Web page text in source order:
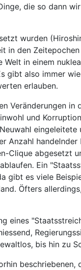
die so dann
wurden
in den
in einem
gibt also immer
erlauben.
Veränderungen in
und
Anzahl
Clique abgesetzt
Ein
gibt es viele
Öfters
eines
bis hin zu